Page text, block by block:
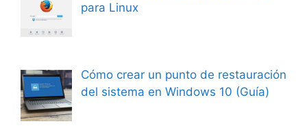
para Linux
Cómo crear un punto de restauración
del sistema en Windows 10 (Guía)